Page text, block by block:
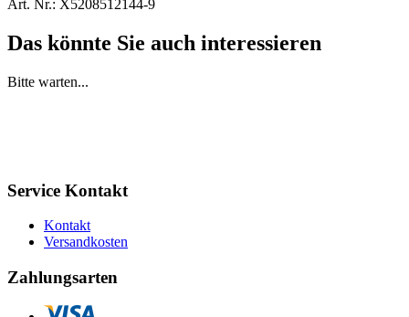
Art. Nr.: X5208512144-9
Das könnte Sie auch interessieren
Bitte warten...
Service Kontakt
Kontakt
Versandkosten
Zahlungsarten